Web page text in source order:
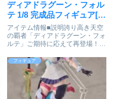
ディアドラグーン・フォル
テ 1/8 完成品フィギュア[コ
トブキヤ]が予約受付開始
アイテム情報■説明誇り高き天空
の覇者「ディアドラグーン・フォ
ルテ」ご期待に応えて再登場！イ
の元、大迫力の立体化！細部まで
造りこんだ圧倒的なクォリティ■
サイズ全高：約250mm（台座含
む）神撃のバハムート_ディア...
フィギュア